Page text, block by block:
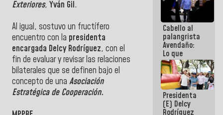
Exteriores, Yván Gil.
Al igual, sostuvo un fructífero
encuentro con la presidenta
encargada Delcy Rodríguez, con el
fin de evaluar y revisar las relaciones
bilaterales que se definen bajo el
concepto de una Asociación
Estratégica de Cooperación.
estén en el
marco de la
Constitución
de la
República
Cabello al
palangrista
Avendaño:
Lo que
vayas a
escribir
hazlo hoy
por que no
sabemos si
la semana
Presidenta
(E) Delcy
Rodríguez